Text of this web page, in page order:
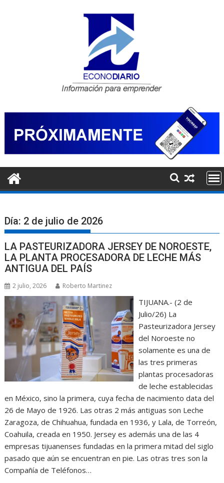
Día: 2 de julio de 2026
LA PASTEURIZADORA JERSEY DE NOROESTE,
LA PLANTA PROCESADORA DE LECHE MÁS
ANTIGUA DEL PAÍS
2 julio, 2026 Roberto Martinez
TIJUANA.- (2 de
Julio/26) La
Pasteurizadora Jersey
del Noroeste no
solamente es una de
las tres primeras
plantas procesadoras
de leche establecidas
en México, sino la primera, cuya fecha de nacimiento data del
26 de Mayo de 1926. Las otras 2 más antiguas son Leche
Zaragoza, de Chihuahua, fundada en 1936, y Lala, de Torreón,
Coahuila, creada en 1950. Jersey es además una de las 4
empresas tijuanenses fundadas en la primera mitad del siglo
pasado que aún se encuentran en pie. Las otras tres son la
Compañía de Teléfonos…